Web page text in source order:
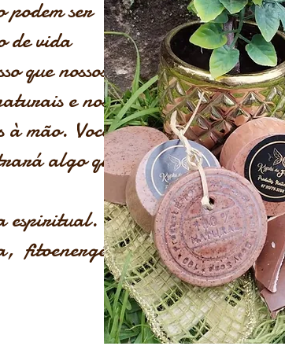
ser
de vida
que nossos
e nossos
à mão. Você
algo que
espiritual.
fitoenergética